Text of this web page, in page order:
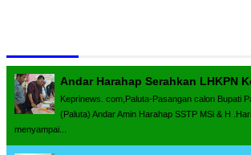
Andar Harahap Serahkan LHKPN
Keprinews. com,Paluta-Pasangan calon Bupati
(Paluta) Andar Amin Harahap SSTP MSi & H
menyampai...